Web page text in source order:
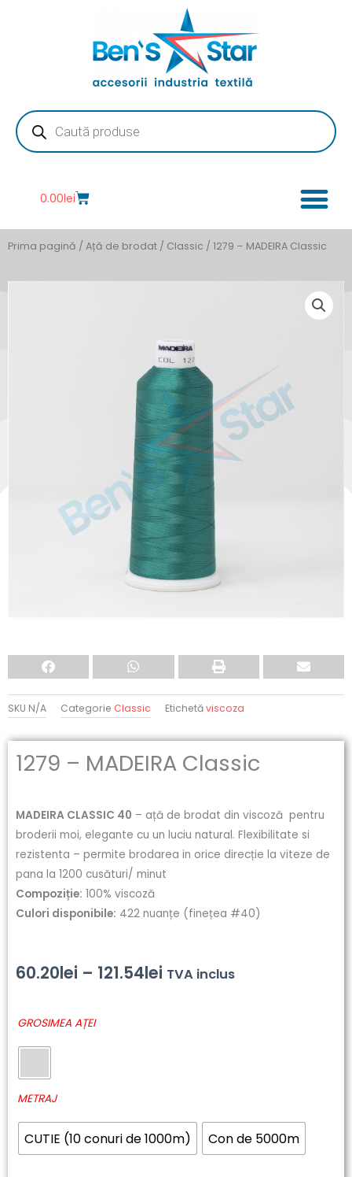
Products
search
0.00leiCart
Prima pagină / Ață de brodat / Classic / 1279 – MADEIRA Classic
SKU N/A Categorie Classic Etichetăviscoza
1279 – MADEIRA Classic
MADEIRA CLASSIC 40 – ață de brodat din viscoză pentru
broderii moi, elegante cu un luciu natural. Flexibilitate si
rezistenta – permite brodarea in orice direcție la viteze de
pana la 1200 cusături/ minut
Compoziție: 100% viscoză
Culori disponibile: 422 nuanțe (finețea #40)
60.20lei – 121.54lei Interval
la
121.54lei
TVA inclus
GROSIMEA AȚEI
METRAJ
CUTIE (10 conuri de 1000m) Con de 5000m
Cantitate
MADEIRA
Classic